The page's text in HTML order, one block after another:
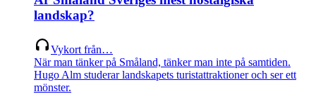
landskap?
Vykort från…
När man tänker på Småland, tänker man inte på samtiden.
Hugo Alm studerar landskapets turistattraktioner och ser ett
mönster.